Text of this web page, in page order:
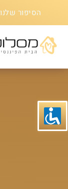
הסיפור שלנו